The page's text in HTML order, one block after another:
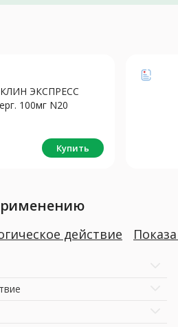
ЭКСПРЕСС
100мг N20
Купить
действие